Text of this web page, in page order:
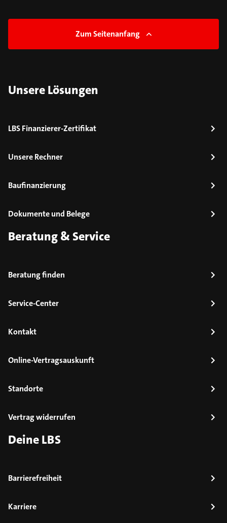
Zum Seitenanfang
Unsere Lösungen
LBS Finanzierer-Zertifikat
Unsere Rechner
Baufinanzierung
Dokumente und Belege
Beratung & Service
Beratung finden
Service-Center
Kontakt
Online-Vertragsauskunft
Standorte
Vertrag widerrufen
Deine LBS
Barrierefreiheit
Karriere